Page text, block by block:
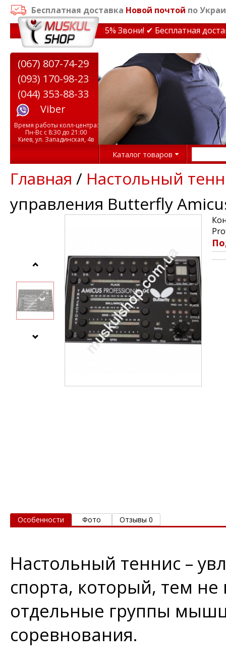
Бесплатная доставка Новой почтой по
на тренажеры до 15% Звони! ✔ Бесплатная
(067) 807-74-29
(093) 170-98-23
(044) 353-88-33
Viber
Время работы колл-центра:
Пн-Вс с 8:30 до 21:00
Киев, ул. Западинская, 4в
Каталог товаров
Главная / Настольный
управления Butterfly
Особенности Фото Отзывы 0
Настольный теннис –
спорта, который, тем
отдельные группы
соревнования.